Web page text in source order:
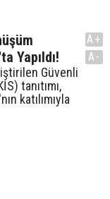
Yapıldı!
Güvenli
tanıtımı,
katılımıyla
A+
A-